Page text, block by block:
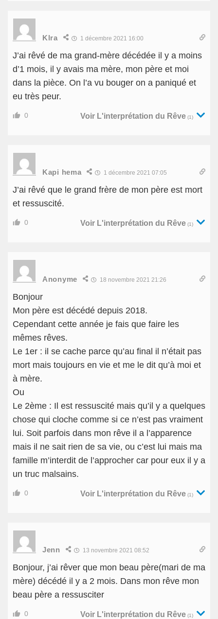
Klra 1 décembre 2021 16:00
J’ai rêvé de ma grand-mère décédée il y a moins
d’1 mois, il y avais ma mère, mon père et moi
dans la pièce. On l’a vu bouger on a paniqué et
eu très peur.
0 Voir L'interprétation du Rêve (1)
Kapi hema 1 décembre 2021 07:05
J’ai rêvé que le grand frère de mon père est mort
et ressuscité.
0 Voir L'interprétation du Rêve (1)
Anonyme 18 novembre 2021 21:26
Bonjour
Mon père est décédé depuis 2018.
Cependant cette année je fais que faire les
mêmes rêves.
Le 1er : il se cache parce qu’au final il n’était pas
mort mais toujours en vie et me le dit qu’à moi et
à mère.
Ou
Le 2ème : Il est ressuscité mais qu’il y a quelques
chose qui cloche comme si ce n’est pas vraiment
lui. Soit parfois dans mon rêve il a l’apparence
mais il ne sait rien de sa vie, ou c’est lui mais ma
famille m’interdit de l’approcher car pour eux il y a
un truc malsains.
0 Voir L'interprétation du Rêve (1)
Jenn 13 novembre 2021 08:52
Bonjour, j’ai rêver que mon beau père(mari de ma
mère) décédé il y a 2 mois. Dans mon rêve mon
beau père a ressusciter
0 Voir L'interprétation du Rêve (1)